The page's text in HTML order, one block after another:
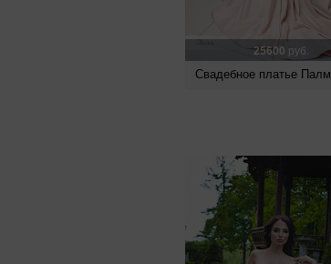
25600 руб.
Свадебное платье Палм